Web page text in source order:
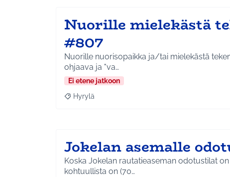
Nuorille mielekästä
#807
Nuorille nuorisopaikka ja/tai mielekästä
ohjaava ja "va…
Ei etene jatkoon
Rajaa tulokset aihepiirin mukaan: Hyrylä
Hyrylä
Jokelan asemalle
Koska Jokelan rautatieaseman odotustilat
kohtuullista on (70…